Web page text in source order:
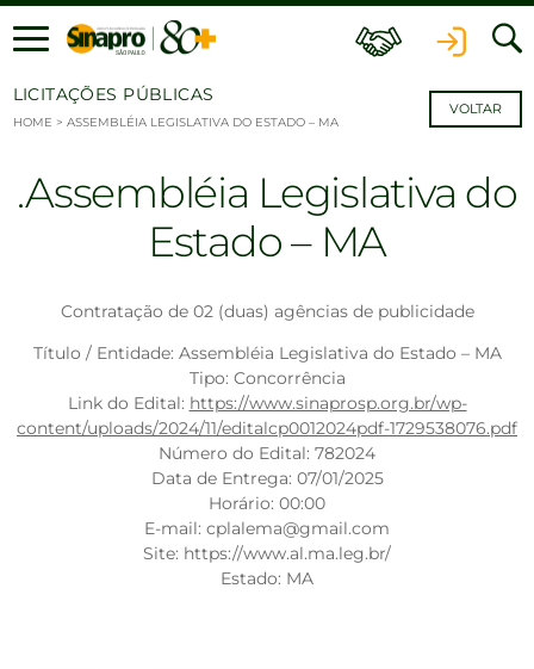
Ir para o conteúdo
LICITAÇÕES PÚBLICAS
HOME > ASSEMBLÉIA LEGISLATIVA DO ESTADO – MA
VOLTAR
Assembléia Legislativa do
Estado – MA
Contratação de 02 (duas) agências de publicidade
Título / Entidade: Assembléia Legislativa do Estado – MA
Tipo: Concorrência
Link do Edital: https://www.sinaprosp.org.br/wp-
content/uploads/2024/11/editalcp0012024pdf-1729538076.pdf
Número do Edital: 782024
Data de Entrega: 07/01/2025
Horário: 00:00
E-mail: cplalema@gmail.com
Site: https://www.al.ma.leg.br/
Estado: MA